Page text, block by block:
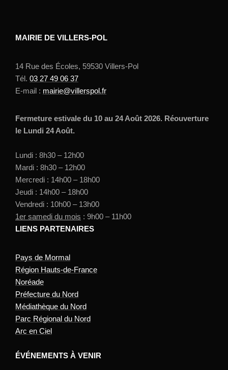
MAIRIE DE VILLERS-POL
14 Rue des Écoles, 59530 Villers-Pol
Tél. 03 27 49 06 37
E-mail : mairie@villerspol.fr
Fermeture estivale du 10 au 24 Août 2026. Réouverture
le Lundi 24 Août.
Lundi : 8h30 – 12h00
Mardi : 8h30 – 12h00
Mercredi : 14h00 – 18h00
Jeudi : 14h00 – 18h00
Vendredi : 10h00 – 13h00
1er samedi du mois : 9h00 – 11h00
LIENS PARTENAIRES
Pays de Mormal
Région Hauts-de-France
Noréade
Préfecture du Nord
Médiathèque du Nord
Parc Régional du Nord
Arc en Ciel
ÉVÉNEMENTS À VENIR